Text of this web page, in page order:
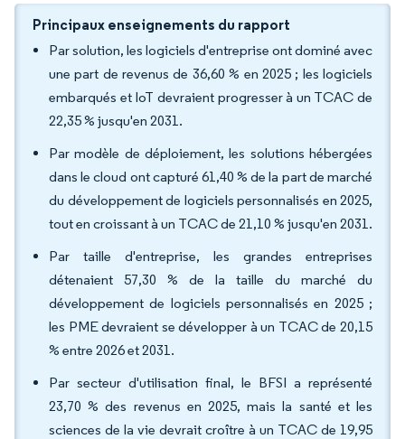
Principaux enseignements du rapport
Par solution, les logiciels d'entreprise ont dominé avec
une part de revenus de 36,60 % en 2025 ; les logiciels
embarqués et IoT devraient progresser à un TCAC de
22,35 % jusqu'en 2031.
Par modèle de déploiement, les solutions hébergées
dans le cloud ont capturé 61,40 % de la part de marché
du développement de logiciels personnalisés en 2025,
tout en croissant à un TCAC de 21,10 % jusqu'en 2031.
Par taille d'entreprise, les grandes entreprises
détenaient 57,30 % de la taille du marché du
développement de logiciels personnalisés en 2025 ;
les PME devraient se développer à un TCAC de 20,15
% entre 2026 et 2031.
Par secteur d'utilisation final, le BFSI a représenté
23,70 % des revenus en 2025, mais la santé et les
sciences de la vie devrait croître à un TCAC de 19,95